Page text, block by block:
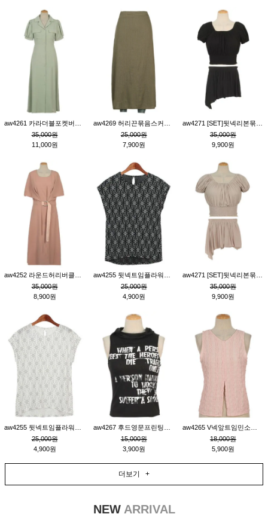
35,000원
11,000원
25,000원
7,900원
35,000원
9,900원
35,000원
8,900원
25,000원
4,900원
35,000원
9,900원
25,000원
4,900원
15,000원
3,900원
18,000원
5,900원
더보기 +
NEWARRIVAL